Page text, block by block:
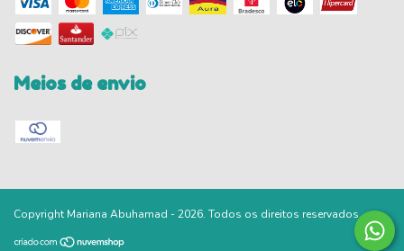
Meios de envio
Copyright Mariana Abuhamad - 2026. Todos os direitos reservados.